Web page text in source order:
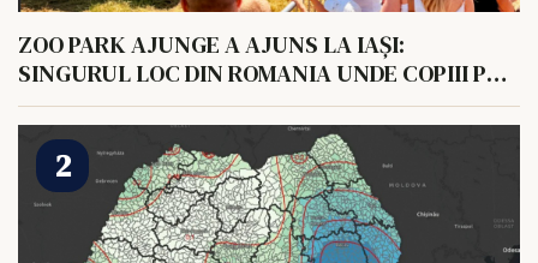
ZOO PARK AJUNGE A AJUNS LA IAȘI:
SINGURUL LOC DIN ROMANIA UNDE COPIII POT
HRANI UN ELEFANT